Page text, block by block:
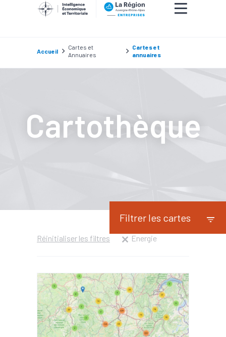
Accueil
Cartes et
Annuaires
Cartes et
annuaires
Cartothèque
Filtrer les cartes
Réinitialiser les filtres Energie